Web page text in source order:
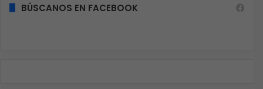
BÚSCANOS EN FACEBOOK